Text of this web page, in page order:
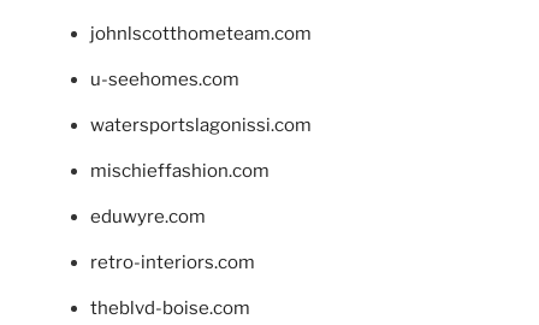
johnlscotthometeam.com
u-seehomes.com
watersportslagonissi.com
mischieffashion.com
eduwyre.com
retro-interiors.com
theblvd-boise.com